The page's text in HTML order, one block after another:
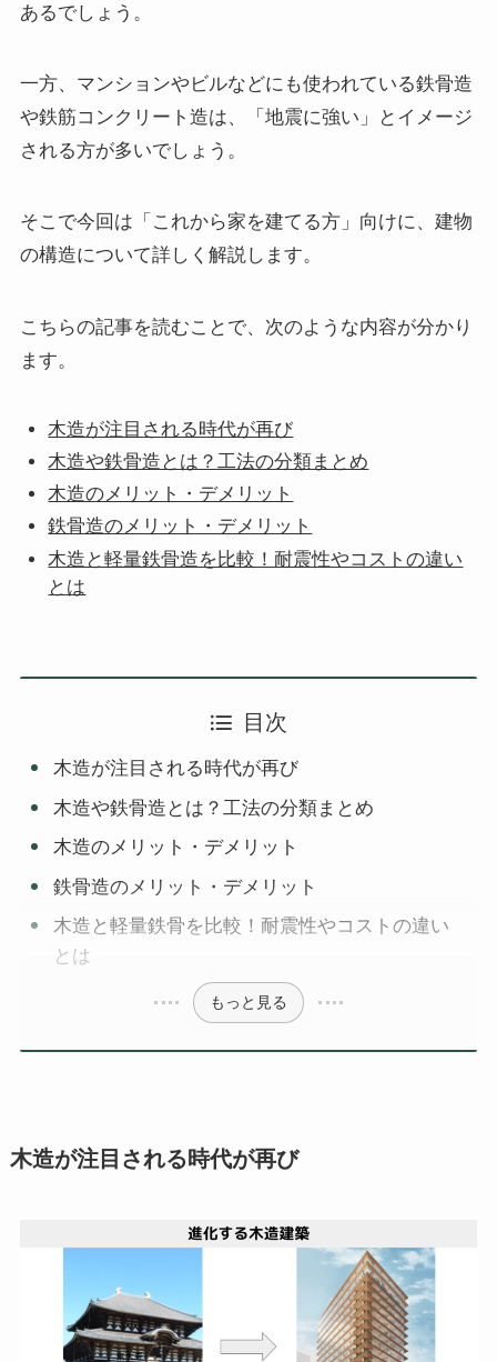
あるでしょう。
一方、マンションやビルなどにも使われている鉄骨造
や鉄筋コンクリート造は、「地震に強い」とイメージ
される方が多いでしょう。
そこで今回は「これから家を建てる方」向けに、建物
の構造について詳しく解説します。
こちらの記事を読むことで、次のような内容が分かり
ます。
木造が注目される時代が再び
木造や鉄骨造とは？工法の分類まとめ
木造のメリット・デメリット
鉄骨造のメリット・デメリット
木造と軽量鉄骨造を比較！耐震性やコストの違い
とは
目次
木造が注目される時代が再び
木造や鉄骨造とは？工法の分類まとめ
木造のメリット・デメリット
鉄骨造のメリット・デメリット
木造と軽量鉄骨を比較！耐震性やコストの違い
とは
もっと見る
木造が注目される時代が再び